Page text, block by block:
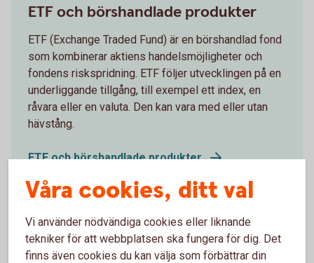
ETF och börshandlade produkter
ETF (Exchange Traded Fund) är en börshandlad fond
som kombinerar aktiens handelsmöjligheter och
fondens riskspridning. ETF följer utvecklingen på en
underliggande tillgång, till exempel ett index, en
råvara eller en valuta. Den kan vara med eller utan
hävstång.
ETF och börshandlade produkter
Obligationer och ränteplaceringar
En obligation är ett lån. Du lånar ut pengar till ett
företag, eller staten, som utfärdat en obligation i
Våra cookies, ditt val
Vi använder nödvändiga cookies eller liknande
tekniker för att webbplatsen ska fungera för dig. Det
finns även cookies du kan välja som förbättrar din